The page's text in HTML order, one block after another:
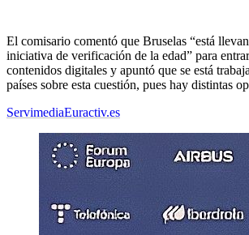
El comisario comentó que Bruselas “está
iniciativa de verificación de la edad” para
contenidos digitales y apuntó que se está
países sobre esta cuestión, pues hay distintas
ServimediaEuractiv.es